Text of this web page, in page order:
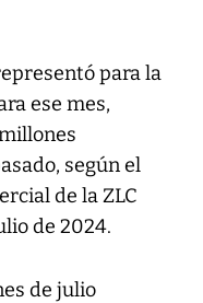
para la
ese mes,
según el
de la ZLC
de 2024.
de julio